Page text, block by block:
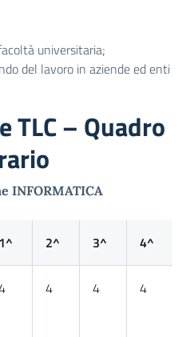
universitaria;
del lavoro in aziende ed enti
TLC – Quadro
INFORMATICA
1^ 2^ 3^ 4^
4 4 4